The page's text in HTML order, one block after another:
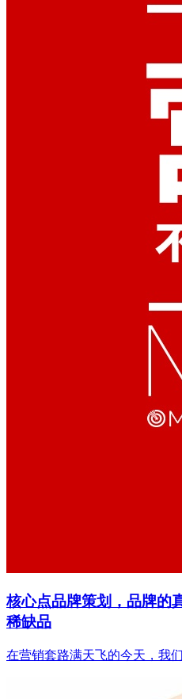
核心点品牌策划，品牌的
稀缺品
在营销套路满天飞的今天，我